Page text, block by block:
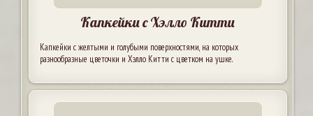
Капкейки с Хэлло Китти
Капкейки с желтыми и голубыми поверхностями, на которых
разнообразные цветочки и Хэлло Китти с цветком на ушке.